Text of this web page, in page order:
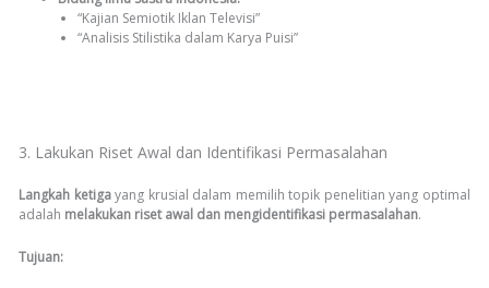
“Kajian Semiotik Iklan Televisi”
“Analisis Stilistika dalam Karya Puisi”
3. Lakukan Riset Awal dan Identifikasi Permasalahan
Langkah ketigayang krusial dalam memilih topik penelitian yang optimal
adalah melakukan riset awal dan mengidentifikasi permasalahan.
Tujuan: